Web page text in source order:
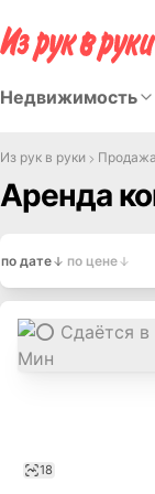
Недвижимость
Из рук в руки
Аренда
по дате по цене
18